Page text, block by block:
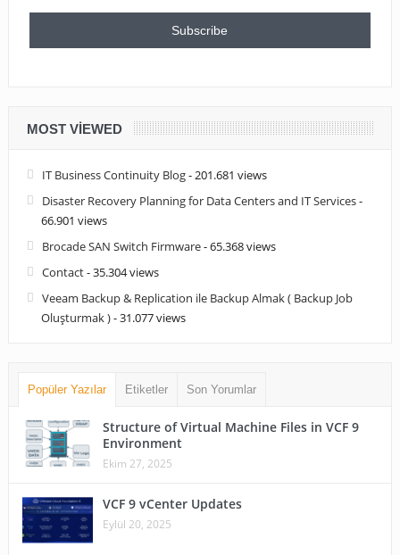
MOST VIEWED
IT Business Continuity Blog- 201.681 views
Disaster Recovery Planning for Data Centers and IT Services-
66.901 views
Brocade SAN Switch Firmware- 65.368 views
Contact- 35.304 views
Veeam Backup & Replication ile Backup Almak ( Backup Job
Oluşturmak )- 31.077 views
Popüler Yazılar Etiketler Son Yorumlar
Structure of Virtual Machine Files in VCF 9
Environment
Ekim 27, 2025
VCF 9 vCenter Updates
Eylül 20, 2025